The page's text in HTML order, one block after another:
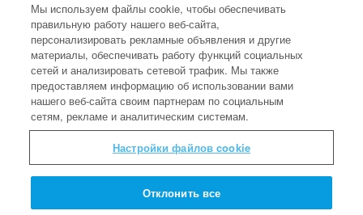
ХИТРОУМНОЕ
ИЗОБРЕТЕНИЕ
ПРОФЕССОРА КВАНТУМА
Как маленькому Давиду удалось
победить огромного Голиафа?
Мы используем файлы cookie, чтобы обеспечивать
правильную работу нашего веб-сайта,
персонализировать рекламные объявления и другие
материалы, обеспечивать работу функций социальных
сетей и анализировать сетевой трафик. Мы также
предоставляем информацию об использовании вами
нашего веб-сайта своим партнерам по социальным
сетям, рекламе и аналитическим системам.
Настройки файлов cookie
Отклонить все